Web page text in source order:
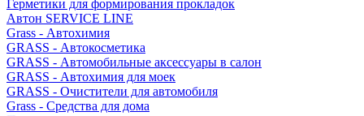
Герметики для формирования прокладок
Автон SERVICE LINE
Grass - Автохимия
GRASS - Автокосметика
GRASS - Автомобильные аксессуары в салон
GRASS - Автохимия для моек
GRASS - Очистители для автомобиля
Grass - Средства для дома